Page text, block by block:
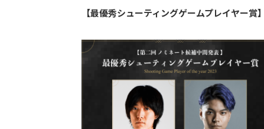
【最優秀シューティングゲームプレイヤー賞】